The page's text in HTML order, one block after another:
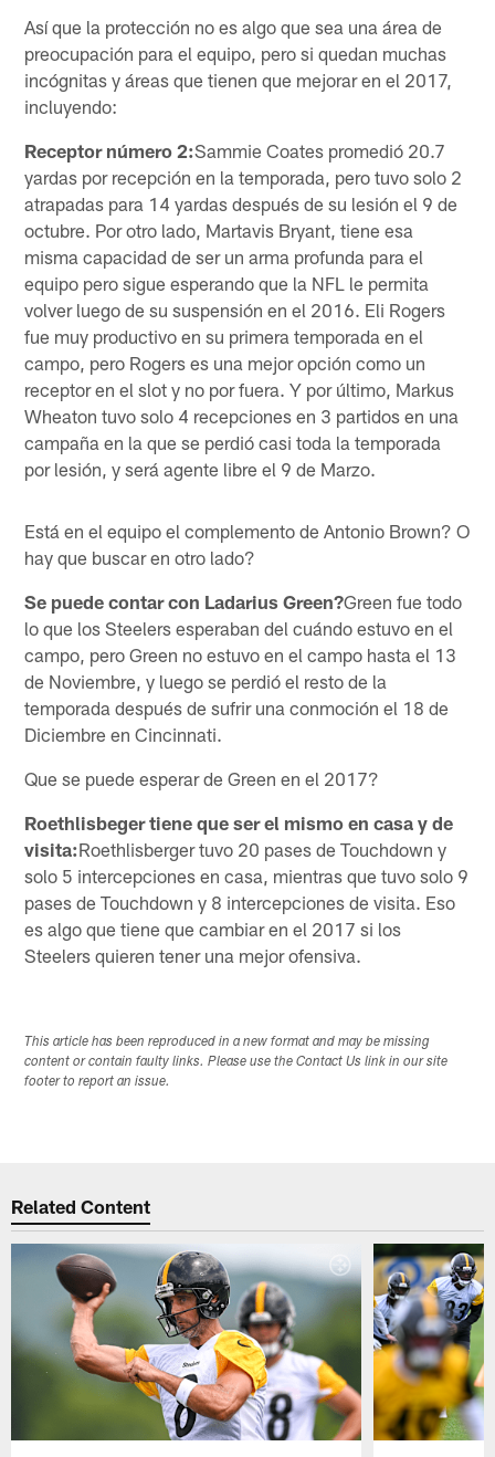
Así que la protección no es algo que sea una área de
preocupación para el equipo, pero si quedan muchas
incógnitas y áreas que tienen que mejorar en el 2017,
incluyendo:
Receptor número 2:Sammie Coates promedió 20.7
yardas por recepción en la temporada, pero tuvo solo 2
atrapadas para 14 yardas después de su lesión el 9 de
octubre. Por otro lado, Martavis Bryant, tiene esa
misma capacidad de ser un arma profunda para el
equipo pero sigue esperando que la NFL le permita
volver luego de su suspensión en el 2016. Eli Rogers
fue muy productivo en su primera temporada en el
campo, pero Rogers es una mejor opción como un
receptor en el slot y no por fuera. Y por último, Markus
Wheaton tuvo solo 4 recepciones en 3 partidos en una
campaña en la que se perdió casi toda la temporada
por lesión, y será agente libre el 9 de Marzo.
Está en el equipo el complemento de Antonio Brown? O
hay que buscar en otro lado?
Se puede contar con Ladarius Green?Green fue todo
lo que los Steelers esperaban del cuándo estuvo en el
campo, pero Green no estuvo en el campo hasta el 13
de Noviembre, y luego se perdió el resto de la
temporada después de sufrir una conmoción el 18 de
Diciembre en Cincinnati.
Que se puede esperar de Green en el 2017?
Roethlisbeger tiene que ser el mismo en casa y de
visita:Roethlisberger tuvo 20 pases de Touchdown y
solo 5 intercepciones en casa, mientras que tuvo solo 9
pases de Touchdown y 8 intercepciones de visita. Eso
es algo que tiene que cambiar en el 2017 si los
Steelers quieren tener una mejor ofensiva.
This article has been reproduced in a new format and may be missing
content or contain faulty links. Please use the Contact Us link in our site
footer to report an issue.
Related Content